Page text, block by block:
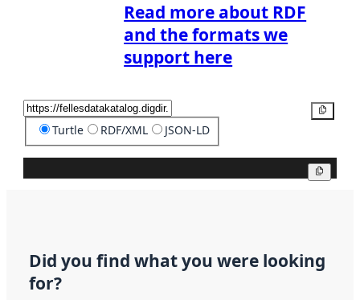
Read more about RDF
and the formats we
support here
Turtle RDF/XML JSON-LD
Did you find what you were looking
for?